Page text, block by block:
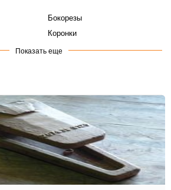
Показать еще
Бокорезы
Коронки
Пальцы коронок